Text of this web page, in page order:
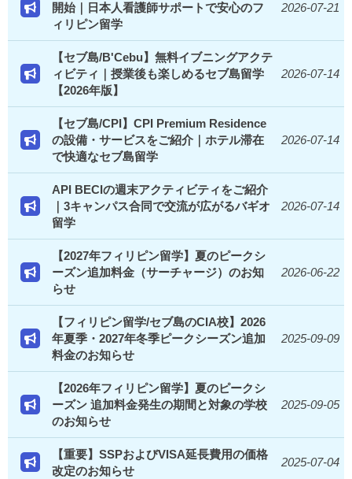
開始｜日本人看護師サポートで安心のフ
ィリピン留学
2026-07-21
【セブ島/B'Cebu】無料イブニングアクテ
ィビティ｜授業後も楽しめるセブ島留学
【2026年版】
2026-07-14
【セブ島/CPI】CPI Premium Residence
の設備・サービスをご紹介｜ホテル滞在
で快適なセブ島留学
2026-07-14
API BECIの週末アクティビティをご紹介
｜3キャンパス合同で交流が広がるバギオ
留学
2026-07-14
【2027年フィリピン留学】夏のピークシ
ーズン追加料金（サーチャージ）のお知
らせ
2026-06-22
【フィリピン留学/セブ島のCIA校】2026
年夏季・2027年冬季ピークシーズン追加
料金のお知らせ
2025-09-09
【2026年フィリピン留学】夏のピークシ
ーズン 追加料金発生の期間と対象の学校
のお知らせ
2025-09-05
【重要】SSPおよびVISA延長費用の価格
改定のお知らせ
2025-07-04